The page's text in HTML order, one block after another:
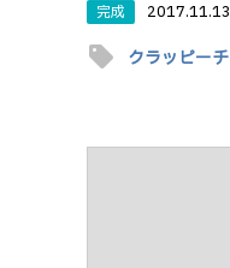
完成
sell クラッピー